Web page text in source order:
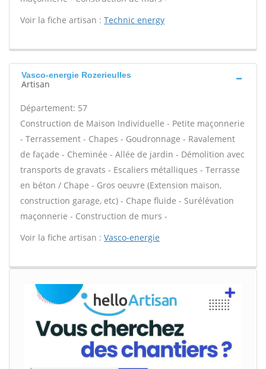
Voir la fiche artisan : Technic energy
Vasco-energie Rozerieulles
Artisan
Département: 57
Construction de Maison Individuelle - Petite maçonnerie
- Terrassement - Chapes - Goudronnage - Ravalement
de façade - Cheminée - Allée de jardin - Démolition avec
transports de gravats - Escaliers métalliques - Terrasse
en béton / Chape - Gros oeuvre (Extension maison,
construction garage, etc) - Chape fluide - Surélévation
maçonnerie - Construction de murs -
Voir la fiche artisan : Vasco-energie